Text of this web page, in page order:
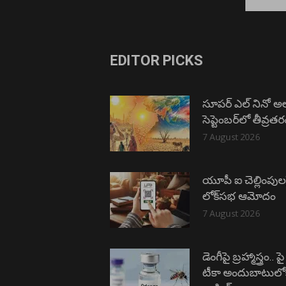
EDITOR PICKS
సూపర్ ఎల్ నినో
సెప్టెంబర్‌లో
7 August 2026
యూపీ ఐ
లోక్‌సభ ఆమోదం
7 August 2026
డెంగీపై
టీకా